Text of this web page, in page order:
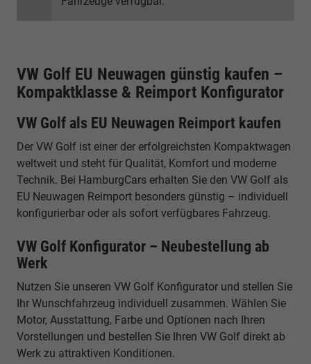
VW Golf EU Neuwagen günstig kaufen –
Kompaktklasse & Reimport Konfigurator
VW Golf als EU Neuwagen Reimport kaufen
Der VW Golf ist einer der erfolgreichsten Kompaktwagen
weltweit und steht für Qualität, Komfort und moderne
Technik. Bei HamburgCars erhalten Sie den VW Golf als
EU Neuwagen Reimport besonders günstig – individuell
konfigurierbar oder als sofort verfügbares Fahrzeug.
VW Golf Konfigurator – Neubestellung ab
Werk
Nutzen Sie unseren VW Golf Konfigurator und stellen Sie
Ihr Wunschfahrzeug individuell zusammen. Wählen Sie
Motor, Ausstattung, Farbe und Optionen nach Ihren
Vorstellungen und bestellen Sie Ihren VW Golf direkt ab
Werk zu attraktiven Konditionen.